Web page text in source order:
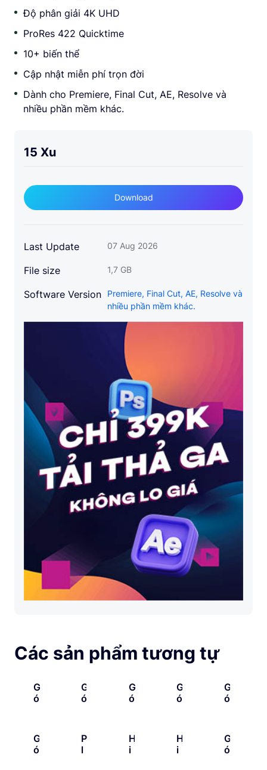
Độ phân giải 4K UHD
ProRes 422 Quicktime
10+ biến thể
Cập nhật miễn phí trọn đời
Dành cho Premiere, Final Cut, AE, Resolve và
nhiều phần mềm khác.
15 Xu
Download
Last Update 07 Aug 2026
File size 1,7 GB
Software Version
Premiere, Final Cut, AE, Resolve và
nhiều phần mềm khác.
Các sản phẩm tương tự
G
Ó
À
I
N
G
Ó
I
Ề
U
G
Ó
I
Ệ
U
G
Ó
Ì
N
H
G
Ó
H
Ư
V
G
Ó
P
L
H
I
H
I
G
Ó